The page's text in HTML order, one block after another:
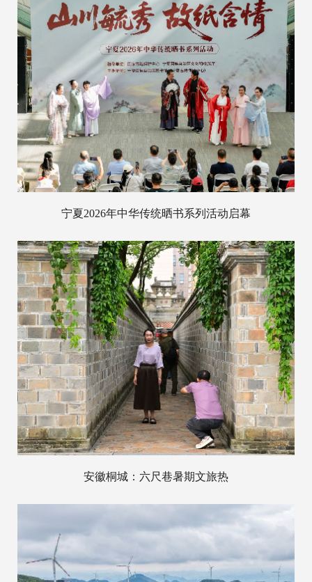
宁夏2026年中华传统晒书系列活动启幕
安徽桐城：六尺巷暑期文旅热